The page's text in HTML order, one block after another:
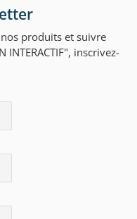
produits et suivre
INTERACTIF", inscrivez-